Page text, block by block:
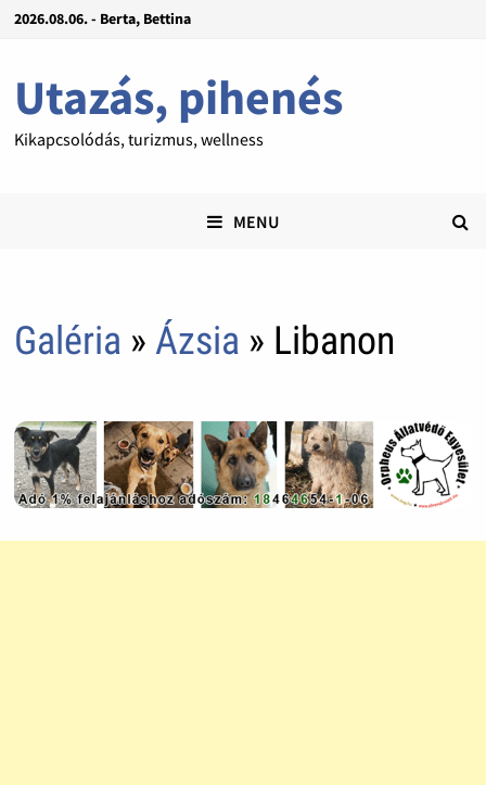
2026.08.06. - Berta, Bettina
Utazás, pihenés
Kikapcsolódás, turizmus, wellness
MENU
Galéria » Ázsia » Libanon